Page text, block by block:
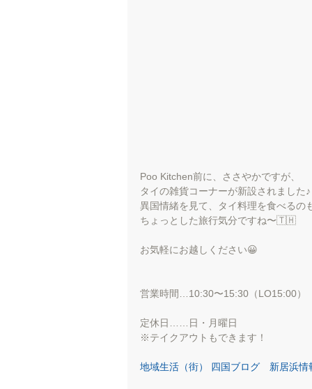
Poo Kitchen前に、ささやかですが、
タイの雑貨コーナーが新設されました♪
異国情緒を見て、タイ料理を食べるの
ちょっとした旅行気分ですね〜🇹🇭
お気軽にお越しください😀
営業時間…10:30〜15:30（LO15:00）
定休日……日・月曜日
※テイクアウトもできます！
地域生活（街） 四国ブログ　新居浜情